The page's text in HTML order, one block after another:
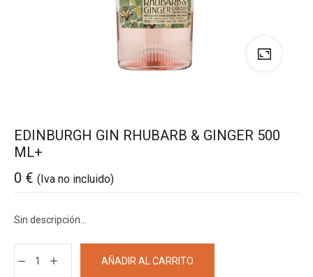
EDINBURGH GIN RHUBARB & GINGER 500
ML+
0 € (Iva no incluido)
Sin descripción…
AÑADIR AL CARRITO